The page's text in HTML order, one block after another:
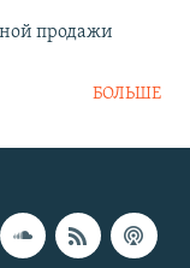
продажи
БОЛЬШЕ